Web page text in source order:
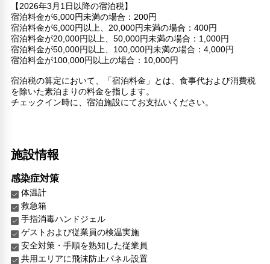
【2026年3月1日以降の宿泊税】
宿泊料金が6,000円未満の場合：200円
宿泊料金が6,000円以上、20,000円未満の場合：400円
宿泊料金が20,000円以上、50,000円未満の場合：1,000円
宿泊料金が50,000円以上、100,000円未満の場合：4,000円
宿泊料金が100,000円以上の場合：10,000円
宿泊税の算定において、「宿泊料金」とは、食事代および消費税
を除いた素泊まりの料金を指します。
チェックイン時に、宿泊施設にてお支払いください。
施設情報
感染症対策
体温計
救急箱
手指消毒ハンドジェル
ゲストおよび従業員の検温実施
安全対策・手順を熟知した従業員
共用エリアに飛沫防止パネル設置